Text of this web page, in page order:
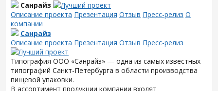
Санрайз
Описание проекта Презентация Отзыв Пресс-релиз О
компании
Санрайз
Описание проекта Презентация Отзыв Пресс-релиз
Типография ООО «Санрайз» — одна из самых известных
типографий Санкт-Петербурга в области производства
пищевой упаковки.
В ассортимент продукции компании входят